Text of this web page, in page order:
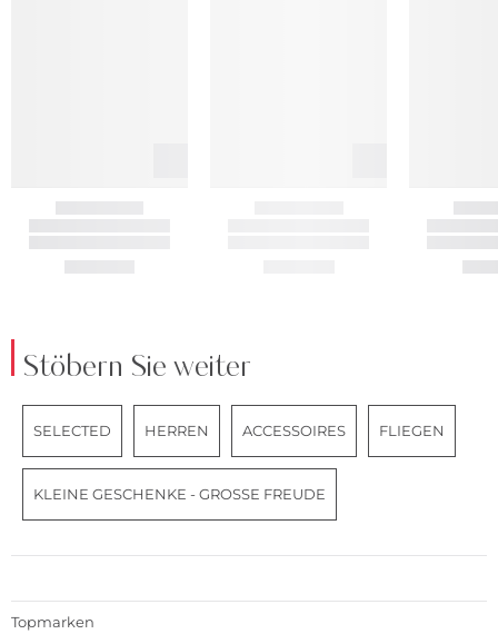
Stöbern Sie weiter
SELECTED HERREN ACCESSOIRES FLIEGEN
KLEINE GESCHENKE - GROSSE FREUDE
Topmarken